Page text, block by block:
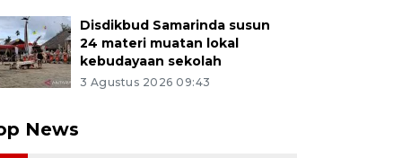
Disdikbud Samarinda susun
24 materi muatan lokal
kebudayaan sekolah
3 Agustus 2026 09:43
News